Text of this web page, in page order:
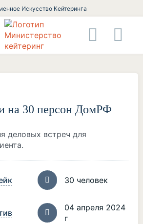
Искусство Кейтеринга
на 30 персон ДомРФ
деловых встреч для
30 человек
04 апреля 2024
г